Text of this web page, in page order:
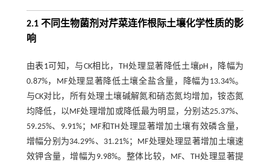
2.1 不同生物菌剂对芹菜连作根际土壤化学性质的影
响
由表1可知，与CK相比，TH处理显著降低土壤pH，降幅为
0.87%，MF处理显著降低土壤全盐含量，降幅为13.34%。
与CK对比，所有处理土壤碱解氮和硝态氮均增加，铵态氮
均降低，以MF处理增加或降低最为明显，分别达25.37%、
59.25%、9.91%；MF和TH处理显著增加土壤有效磷含量，
增幅分别为34.29%、31.21%；MF处理处理显著增加土壤速
效钾含量，增幅为9.98%。整体比较，MF、TH处理显著提